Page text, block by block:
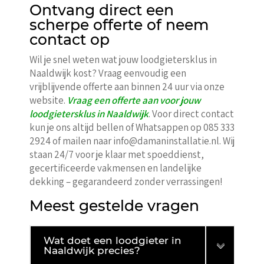
Ontvang direct een
scherpe offerte of neem
contact op
Wil je snel weten wat jouw loodgietersklus in
Naaldwijk kost? Vraag eenvoudig een
vrijblijvende offerte aan binnen 24 uur via onze
website. Vraag een offerte aan voor jouw
loodgietersklus in Naaldwijk. Voor direct contact
kun je ons altijd bellen of Whatsappen op 085 333
2924 of mailen naar info@damaninstallatie.nl. Wij
staan 24/7 voor je klaar met spoeddienst,
gecertificeerde vakmensen en landelijke
dekking – gegarandeerd zonder verrassingen!
Meest gestelde vragen
Wat doet een loodgieter in
Naaldwijk precies?